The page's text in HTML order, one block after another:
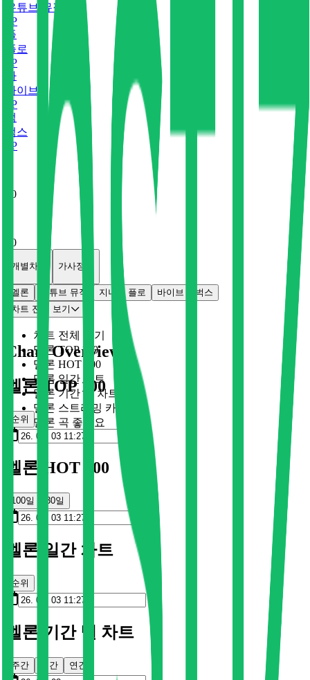
유튜브 뮤직
P
플
플로
P
바
바이브
P
벅
벅스
P
0
0
개별차트 가사정보
멜론 유튜브 뮤직 지니 플로 바이브
벅스
차트 전체 보기
차트 전체 보기
멜론 TOP 100
멜론 HOT 100
멜론 일간 차트
멜론 기간 별 차트
멜론 스트리밍 카드
멜론 곡 좋아요
Chart Overview
멜론 TOP 100
순위
멜론 HOT 100
100일 30일
멜론 일간 차트
순위
멜론 기간 별 차트
주간 월간 연간